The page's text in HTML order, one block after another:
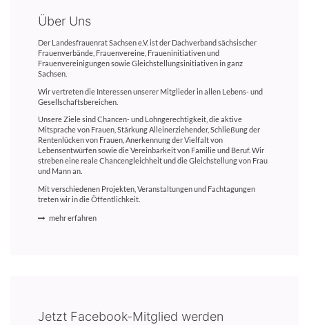
Über Uns
Der Landesfrauenrat Sachsen e.V. ist der Dachverband sächsischer
Frauenverbände, Frauenvereine, Fraueninitiativen und
Frauenvereinigungen sowie Gleichstellungsinitiativen in ganz
Sachsen.
Wir vertreten die Interessen unserer Mitglieder in allen Lebens- und
Gesellschaftsbereichen.
Unsere Ziele sind Chancen- und Lohngerechtigkeit, die aktive
Mitsprache von Frauen, Stärkung Alleinerziehender, Schließung der
Rentenlücken von Frauen, Anerkennung der Vielfalt von
Lebensentwürfen sowie die Vereinbarkeit von Familie und Beruf. Wir
streben eine reale Chancengleichheit und die Gleichstellung von Frau
und Mann an.
Mit verschiedenen Projekten, Veranstaltungen und Fachtagungen
treten wir in die Öffentlichkeit.
mehr erfahren
Jetzt Facebook-Mitglied werden